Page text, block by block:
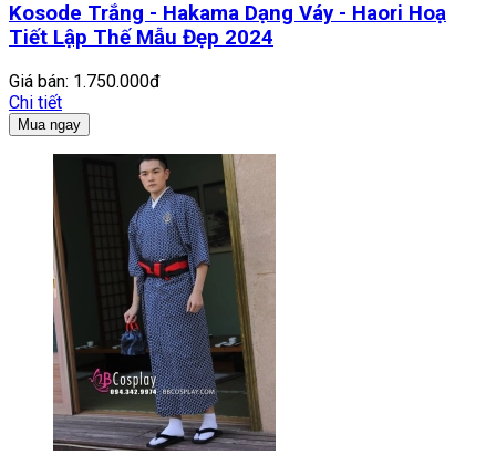
Kosode Trắng - Hakama Dạng Váy - Haori Hoạ
Tiết Lập Thế Mẫu Đẹp 2024
Giá bán: 1.750.000đ
Chi tiết
Mua ngay